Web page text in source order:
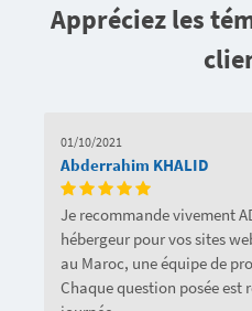
Appréciez les
01/10/2021
Abderrahim KHALID
Je recommande vivement
hébergeur pour vos sites
au Maroc, une équipe de
Chaque question posée est